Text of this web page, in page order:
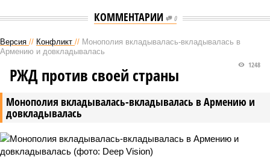
КОММЕНТАРИИ 0
Версия // Конфликт // Монополия вкладывалась-вкладывалась в
Армению и довкладывалась
Монополия вкладывалась-вкладывалась в Армению и
довкладывалась
1248
РЖД против своей страны